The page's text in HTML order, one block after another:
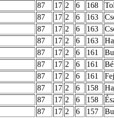
87 17 2 6 168
87 17 2 6 163
87 17 2 6 163
87 17 2 6 163
87 17 2 6 161
87 17 2 6 161
87 17 2 6 161
87 17 2 6 158
87 17 2 6 158
87 17 2 6 157